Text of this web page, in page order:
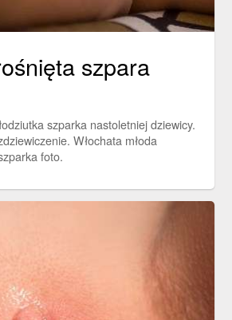
szpara
szparka nastoletniej dziewicy.
Włochata młoda
foto.